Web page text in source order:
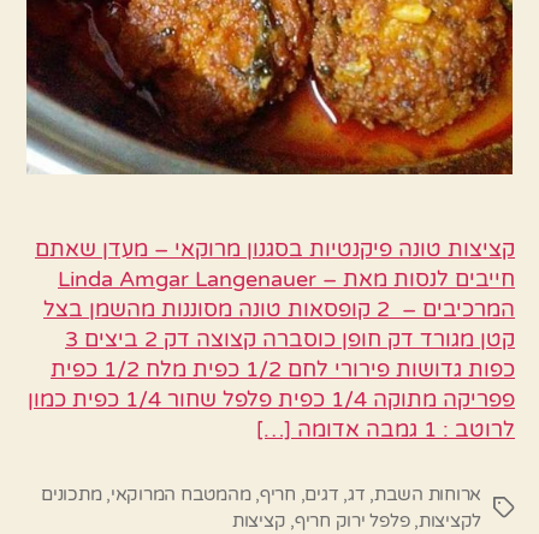
קציצות טונה פיקנטיות בסגנון מרוקאי – מעדן שאתם
חייבים לנסות מאת – Linda Amgar Langenauer
המרכיבים – 2 קופסאות טונה מסוננות מהשמן בצל
קטן מגורד דק חופן כוסברה קצוצה דק 2 ביצים 3
כפות גדושות פירורי לחם 1/2 כפית מלח 1/2 כפית
פפריקה מתוקה 1/4 כפית פלפל שחור 1/4 כפית כמון
לרוטב : 1 גמבה אדומה […]
תגיות
ארוחות השבת, דג, דגים, חריף,מהמטבח המרוקאי,מתכונים
לקציצות,פלפל ירוק חריף, קציצות